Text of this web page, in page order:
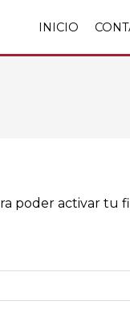
INICIO
poder activar tu